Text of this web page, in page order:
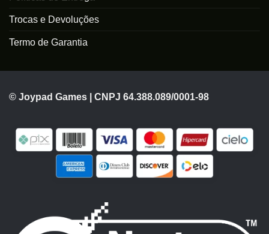
Trocas e Devoluções
Termo de Garantia
© Joypad Games | CNPJ 64.388.089/0001-98